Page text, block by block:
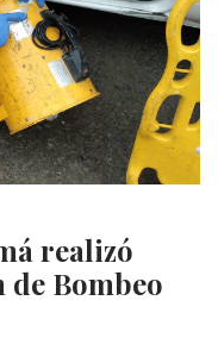
realizó
de Bombeo